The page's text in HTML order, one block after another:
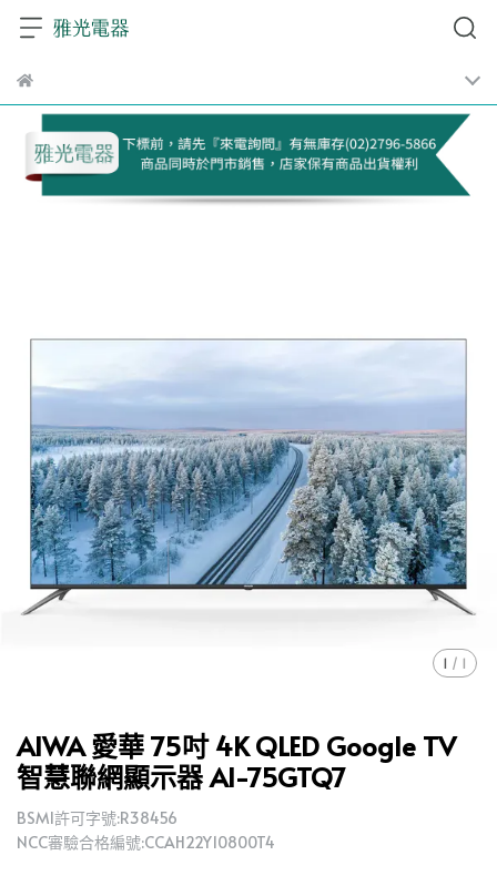
1 / 1
AIWA 愛華 75吋 4K QLED Google TV
智慧聯網顯示器 AI-75GTQ7
BSMI許可字號:R38456
NCC審驗合格編號:CCAH22Y10800T4